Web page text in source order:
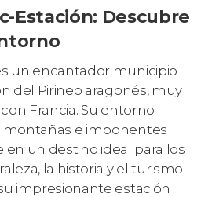
Estación: Descubre
un encantador municipio
del Pirineo aragonés, muy
Francia. Su entorno
montañas e imponentes
en un destino ideal para los
la historia y el turismo
impresionante estación